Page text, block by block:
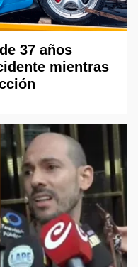
37 años
mientras